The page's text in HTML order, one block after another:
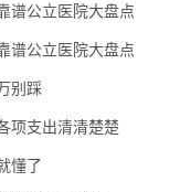
谱公立医院大盘点
谱公立医院大盘点
别踩
项支出清清楚楚
懂了